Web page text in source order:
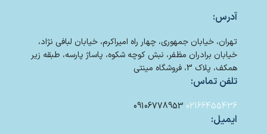
آدرس:
تهران، خیابان جمهوری، چهار راه امیراکرم، خیابان لبافی نژاد،
خیابان برادران مظفر، نبش کوچه شکوه، پاساژ پارسه، طبقه زیر
همکف، پلاک 3، فروشگاه مینتی
تلفن تماس:
02166455436
09106778953
ایمیل: